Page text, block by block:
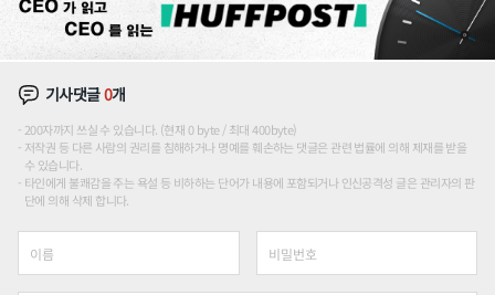
기사댓글0개
200자까지 쓰실 수 있습니다. (현재 0 byte / 최대 400byte)
저작권 등 다른 사람의 권리를 침해하거나 명예를 훼손하는 댓글은 관련 법률에 의해 제재를 받을
수 있습니다.
타인에게 불쾌감을 주는 욕설 등 비하하는 단어가 내용에 포함되거나 인신공격성 글은 관리자의 판
단에 의해 삭제 합니다.